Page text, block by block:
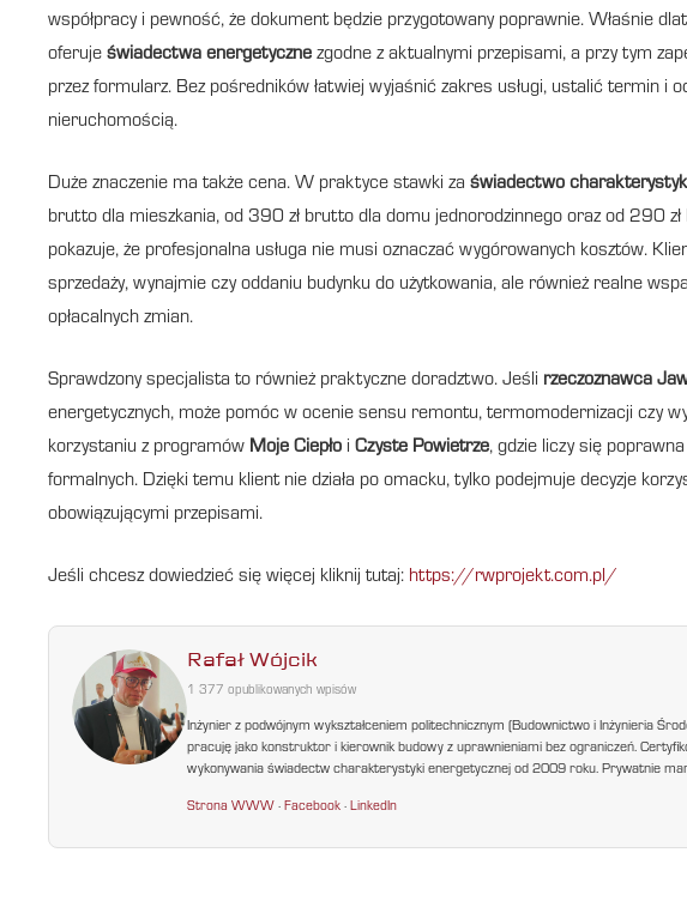
współpracy i pewność, że dokument będzie przygotowany poprawnie. Właśnie
oferuje świadectwa energetyczne zgodne z aktualnymi przepisami, a przy tym
przez formularz. Bez pośredników łatwiej wyjaśnić zakres usługi, ustalić termin i
nieruchomością.
Duże znaczenie ma także cena. W praktyce stawki za świadectwo
brutto dla mieszkania, od 390 zł brutto dla domu jednorodzinnego oraz od 290
pokazuje, że profesjonalna usługa nie musi oznaczać wygórowanych kosztów.
sprzedaży, wynajmie czy oddaniu budynku do użytkowania, ale również realne
opłacalnych zmian.
Sprawdzony specjalista to również praktyczne doradztwo. Jeśli rzeczoznawca
energetycznych, może pomóc w ocenie sensu remontu, termomodernizacji czy
korzystaniu z programów Moje Ciepło i Czyste Powietrze, gdzie liczy się
formalnych. Dzięki temu klient nie działa po omacku, tylko podejmuje decyzje
obowiązującymi przepisami.
Jeśli chcesz dowiedzieć się więcej kliknij tutaj: https://rwprojekt.com.pl/
Rafał Wójcik
1 377 opublikowanych wpisów
Inżynier z podwójnym wykształceniem politechnicznym (Budownictwo i Inżynieria
pracuję jako konstruktor i kierownik budowy z uprawnieniami bez ograniczeń.
wykonywania świadectw charakterystyki energetycznej od 2009 roku. Prywatnie
Strona WWW ·Facebook ·LinkedIn